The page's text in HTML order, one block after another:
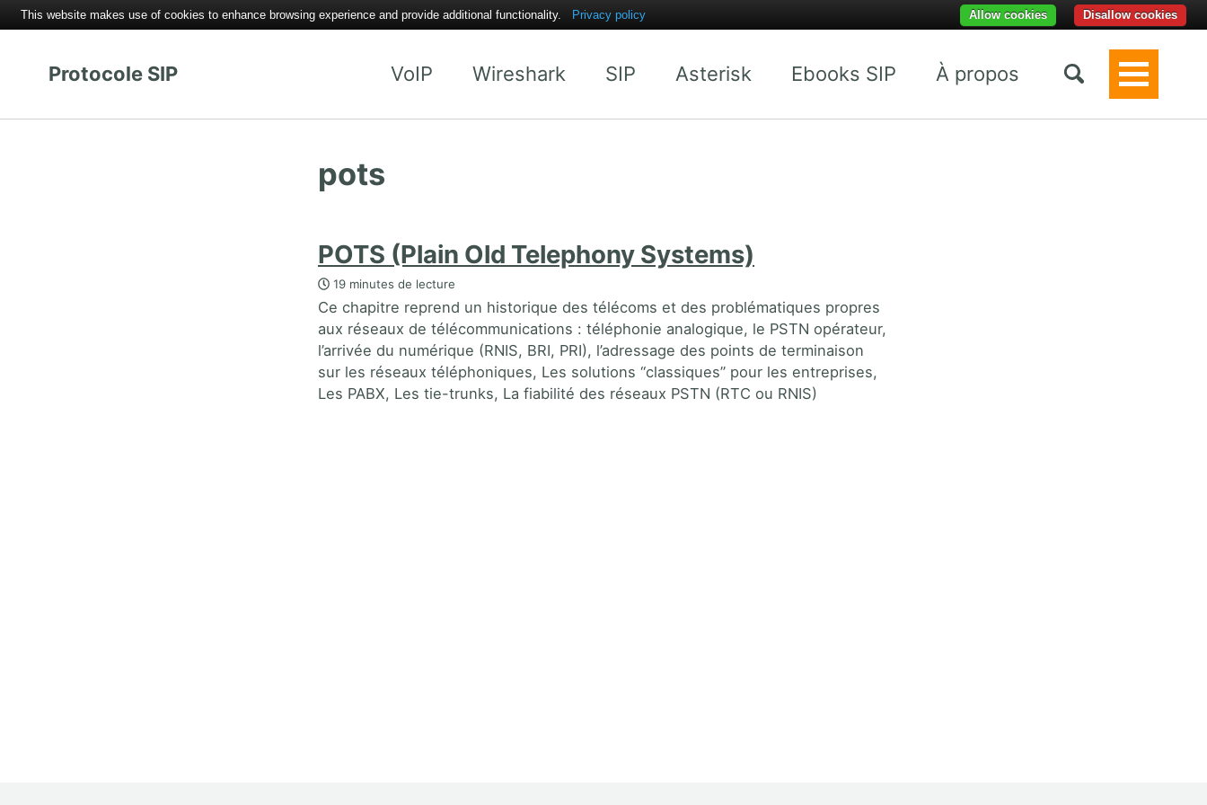
Protocole SIP VoIP Wireshark SIP Asterisk Ebooks SIP À propos
Toggle
Menu
pots
POTS (Plain Old Telephony Systems)
19 minutes de lecture
Ce chapitre reprend un historique des télécoms et des problématiques propres
aux réseaux de télécommunications : téléphonie analogique, le PSTN opérateur,
l’arrivée du numérique (RNIS, BRI, PRI), l’adressage des points de terminaison
sur les réseaux téléphoniques, Les solutions “classiques” pour les entreprises,
Les PABX, Les tie-trunks, La fiabilité des réseaux PSTN (RTC ou RNIS)
This website makes use of cookies to enhance browsing experience and provide additional functionality. Privacy policy Disallow cookies
Allow cookies